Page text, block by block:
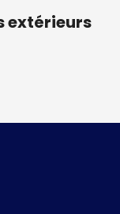
extérieurs